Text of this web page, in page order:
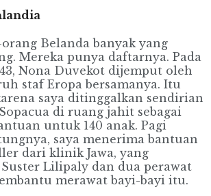
Belanda banyak yang
Mereka punya daftarnya. Pada
Nona Duvekot dijemput oleh
staf Eropa bersamanya. Itu
saya ditinggalkan sendirian
di ruang jahit sebagai
untuk 140 anak. Pagi
saya menerima bantuan
dari klinik Jawa, yang
Lilipaly dan dua perawat
merawat bayi-bayi itu.